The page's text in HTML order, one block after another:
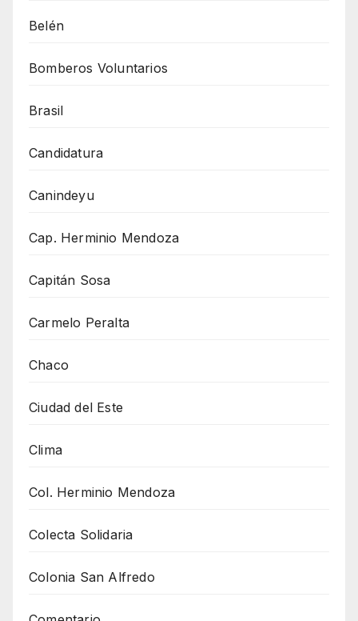
Belén
Bomberos Voluntarios
Brasil
Candidatura
Canindeyu
Cap. Herminio Mendoza
Capitán Sosa
Carmelo Peralta
Chaco
Ciudad del Este
Clima
Col. Herminio Mendoza
Colecta Solidaria
Colonia San Alfredo